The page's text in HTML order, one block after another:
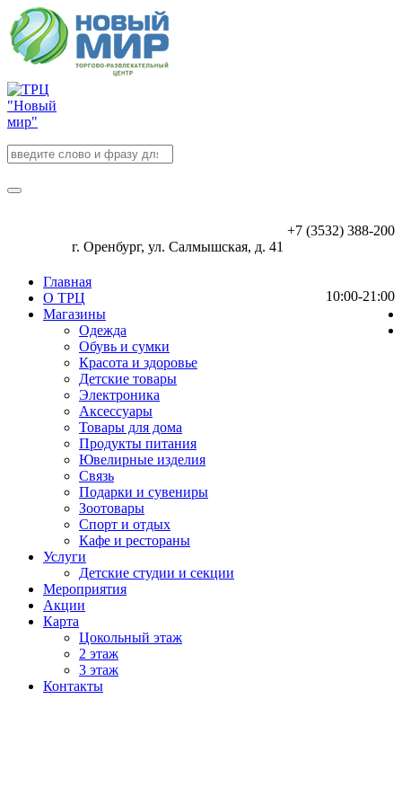
+7 (3532) 388-200
г. Оренбург, ул. Салмышская, д. 41
10:00-21:00
Главная
О ТРЦ
Магазины
Одежда
Обувь и сумки
Красота и здоровье
Детские товары
Электроника
Аксессуары
Товары для дома
Продукты питания
Ювелирные изделия
Связь
Подарки и сувениры
Зоотовары
Спорт и отдых
Кафе и рестораны
Услуги
Детские студии и секции
Мероприятия
Акции
Карта
Цокольный этаж
2 этаж
3 этаж
Контакты